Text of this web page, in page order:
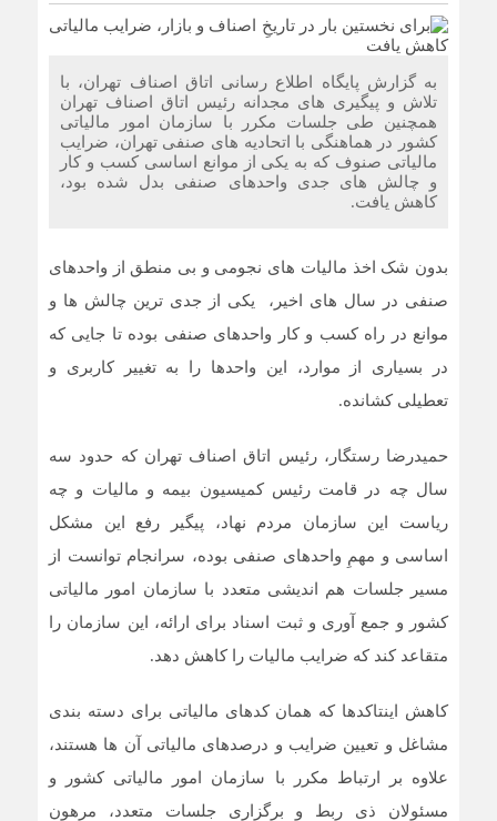
ضرورت بازنگری در شیوه‌های مالیات‌ستانی از اصناف در دوران
رکود
سرشماره «MALIAT» تنها مرجع رسمی ارسال پیامک‌های
سازمان امور مالیاتی
شایعه گرانی بنزین، قیمت خودروهای برقی را بالا برد
موکب جاماندگان اربعین اتاق اصناف تهران و اتحادیه های
به گزارش پایگاه اطلاع رسانی اتاق اصناف تهران، با
تلاش و پیگیری های مجدانه رئیس اتاق اصناف تهران
همچنین طی جلسات مکرر با سازمان امور مالیاتی
کشور در هماهنگی با اتحادیه های صنفی تهران، ضرایب
مالیاتی صنوف که به یکی از موانع اساسی کسب و کار
و چالش های جدی واحدهای صنفی بدل شده بود،
کاهش یافت.
بدون شک اخذ مالیات های نجومی و بی منطق از واحدهای
صنفی در سال های اخیر، یکی از جدی ترین چالش ها و
موانع در راه کسب و کار واحدهای صنفی بوده تا جایی که
در بسیاری از موارد، این واحدها را به تغییر کاربری و
تعطیلی کشانده.
حمیدرضا رستگار، رئیس اتاق اصناف تهران که حدود سه
سال چه در قامت رئیس کمیسیون بیمه و مالیات و چه
ریاست این سازمان مردم نهاد، پیگیر رفع این مشکل
اساسی و مهمِ واحدهای صنفی بوده، سرانجام توانست از
مسیر جلسات هم اندیشی متعدد با سازمان امور مالیاتی
کشور و جمع آوری و ثبت اسناد برای ارائه، این سازمان را
متقاعد کند که ضرایب مالیات را کاهش دهد.
کاهش اینتاکدها که همان کدهای مالیاتی برای دسته بندی
مشاغل و تعیین ضرایب و درصدهای مالیاتی آن ها هستند،
علاوه بر ارتباط مکرر با سازمان امور مالیاتی کشور و
مسئولان ذی ربط و برگزاری جلسات متعدد، مرهون